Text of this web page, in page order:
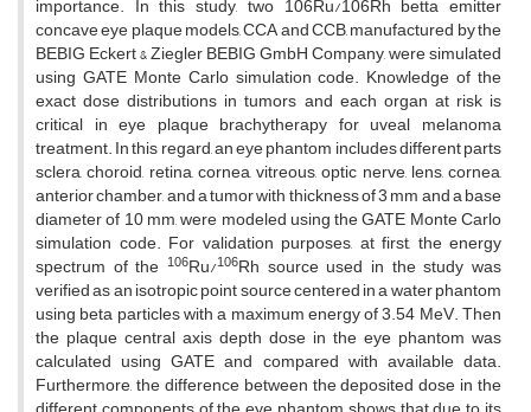
importance. In this study, two 106Ru/106Rh betta emitter
concave eye plaque models, CCA and CCB, manufactured by the
BEBIG Eckert & Ziegler BEBIG GmbH Company, were simulated
using GATE Monte Carlo simulation code. Knowledge of the
exact dose distributions in tumors and each organ at risk is
critical in eye plaque brachytherapy for uveal melanoma
treatment. In this regard, an eye phantom includes different parts
sclera, choroid, retina, cornea, vitreous, optic nerve, lens, cornea,
anterior chamber, and a tumor with thickness of 3 mm and a base
diameter of 10 mm, were modeled using the GATE Monte Carlo
simulation code. For validation purposes, at first, the energy
spectrum of the 106Ru/106Rh source used in the study was
verified as an isotropic point source centered in a water phantom
using beta particles with a maximum energy of 3.54 MeV. Then
the plaque central axis depth dose in the eye phantom was
calculated using GATE and compared with available data.
Furthermore, the difference between the deposited dose in the